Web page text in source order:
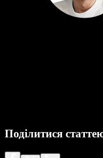
Поділитися